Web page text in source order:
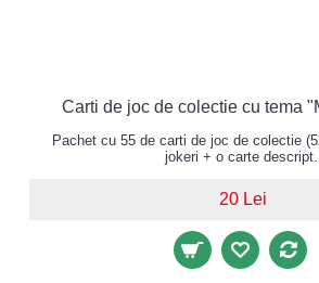
Carti de joc de colectie cu tema
Pachet cu 55 de carti de joc de colectie
jokeri + o carte
20 Lei